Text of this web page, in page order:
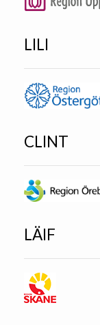
LILI
CLINT
LÄIF